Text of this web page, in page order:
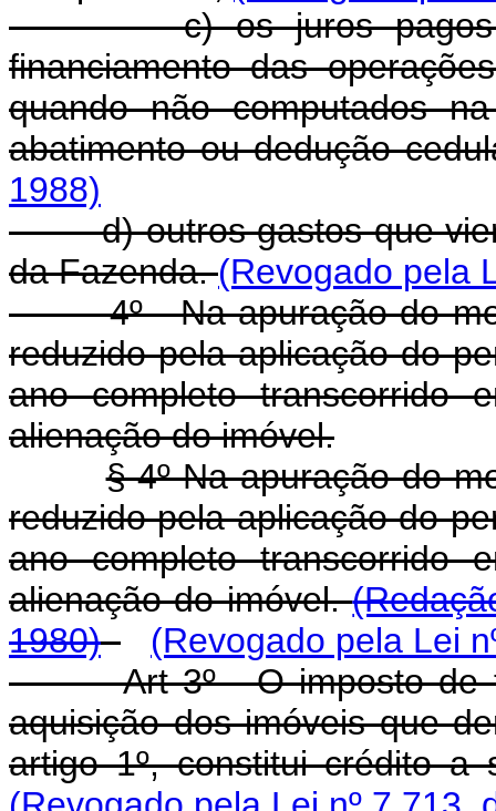
c) os juros pagos por
financiamento das
quando não computados
abatimento ou dedução
1988)
d) outros gastos que
da Fazenda.(Revogado pela
4º - Na apuração do
reduzido pela aplicação do
ano completo
alienação do imóvel.
§ 4º Na apuração do
reduzido pela aplicação do
ano completo
alienação do imóvel.
1980)
(Revogado pela Lei
Art 3º - O imposto de
aquisição dos imóveis que
artigo 1º, constitui crédito a